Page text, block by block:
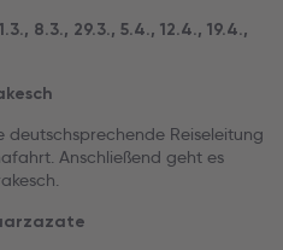
8.3., 29.3., 5.4., 12.4., 19.4.,
Reiseleitung
Anschließend geht es